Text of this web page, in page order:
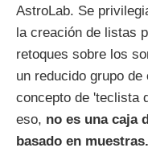
AstroLab. Se
la creación de listas
retoques sobre los
un reducido grupo
concepto de 'teclista
eso, no es una caja
basado en muestras.